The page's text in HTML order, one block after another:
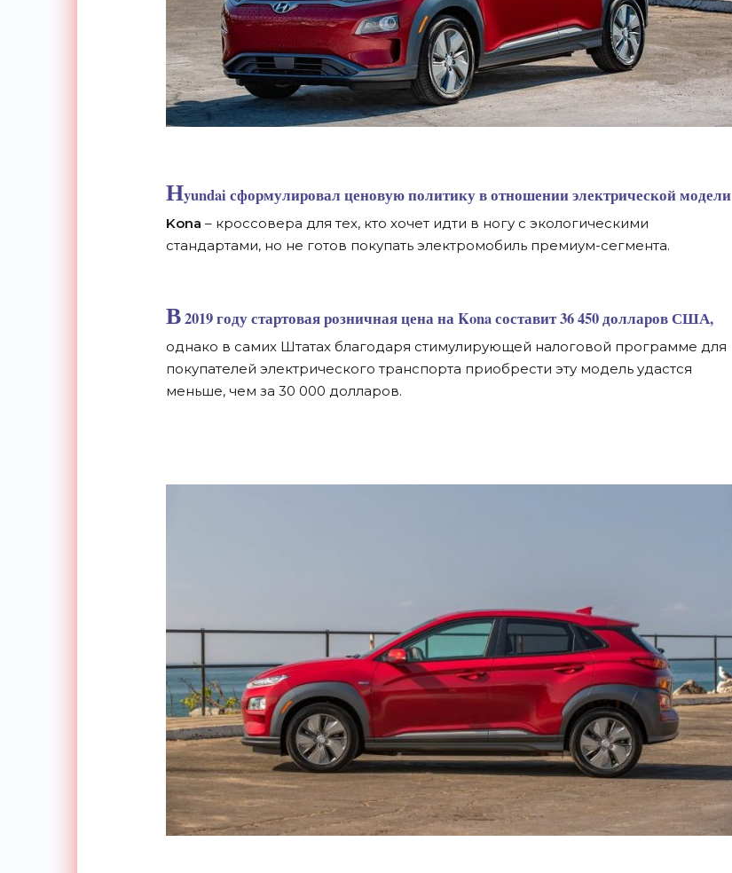
Hyundai сформулировал ценовую политику в отношении электрической модели
Kona – кроссовера для тех, кто хочет идти в ногу с экологическими
стандартами, но не готов покупать электромобиль премиум-сегмента.
В2019 году стартовая розничная цена на Kona составит 36 450 долларов США,
однако в самих Штатах благодаря стимулирующей налоговой программе для
покупателей электрического транспорта приобрести эту модель удастся
меньше, чем за 30 000 долларов.